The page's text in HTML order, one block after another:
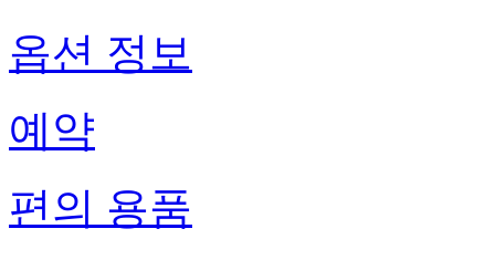
옵션 정보
예약
편의 용품